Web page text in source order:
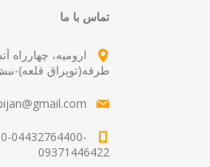
تماس با ما
ارومیه، چهارراه
طرفه(توپراق قلعه)-
04432764400-
09371446422